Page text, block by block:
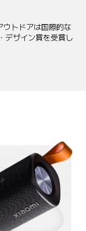
ウトドアは国際的な
デザイン賞を受賞し